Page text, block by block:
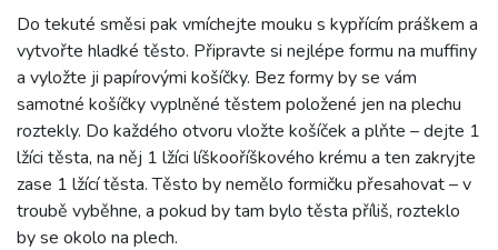
Do tekuté směsi pak vmíchejte mouku s kypřícím práškem a
vytvořte hladké těsto. Připravte si nejlépe formu na muffiny
a vyložte ji papírovými košíčky. Bez formy by se vám
samotné košíčky vyplněné těstem položené jen na plechu
roztekly. Do každého otvoru vložte košíček a plňte – dejte 1
lžíci těsta, na něj 1 lžíci líškooříškového krému a ten zakryjte
zase 1 lžící těsta. Těsto by nemělo formičku přesahovat – v
troubě vyběhne, a pokud by tam bylo těsta příliš, rozteklo
by se okolo na plech.